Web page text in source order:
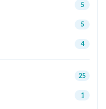
5
5
4
25
1